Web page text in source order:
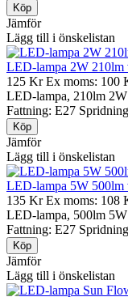
Jämför
Lägg till i önskelistan
LED-lampa 2W
125 KrEx moms: 100
LED-lampa, 210lm
Fattning: E27
Jämför
Lägg till i önskelistan
LED-lampa 5W
135 KrEx moms: 108
LED-lampa, 500lm
Fattning: E27
Jämför
Lägg till i önskelistan